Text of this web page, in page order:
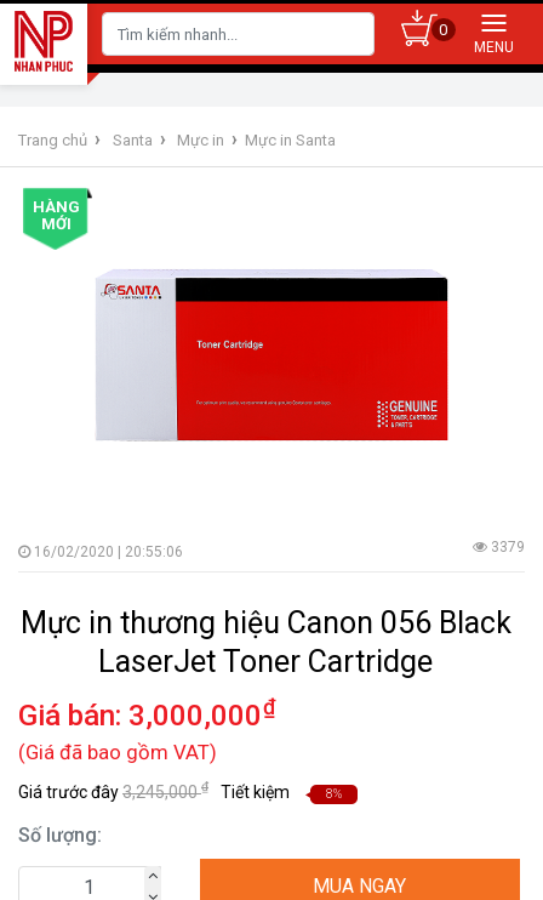
0
Trang chủ › Santa › Mực in › Mực in Santa
HÀNG
MỚI
16/02/2020 | 20:55:06 3379
Mực in thương hiệu Canon 056 Black
LaserJet Toner Cartridge
Giá bán: 3,000,000₫
(Giá đã bao gồm VAT)
Giá trước đây3,245,000₫ Tiết kiệm 8%
Số lượng:
MUA NGAY